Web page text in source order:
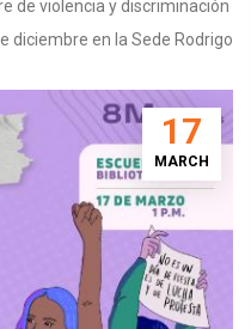
de violencia y discriminación
diciembre en la Sede Rodrigo
17
MARCH